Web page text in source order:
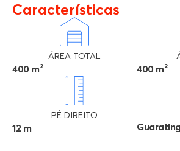
Características
ÁREA TOTAL
400 m² 400 m²
PÉ DIREITO
12 m